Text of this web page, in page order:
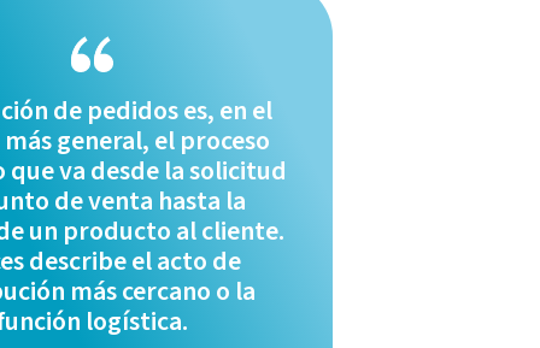
de pedidos es, en el
general, el proceso
va desde la solicitud
de venta hasta la
un producto al cliente.
describe el acto de
más cercano o la
logística.